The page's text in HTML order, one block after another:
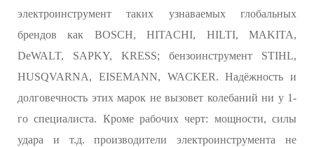
электроинструмент таких узнаваемых глобальных
брендов как BOSCH, HITACHI, HILTI, MAKITA,
DeWALT, SAPKY, KRESS; бензоинструмент STIHL,
HUSQVARNA, EISEMANN, WACKER. Надёжность и
долговечность этих марок не вызовет колебаний ни у 1-
го специалиста. Кроме рабочих черт: мощности, силы
удара и т.д. производители электроинструмента не